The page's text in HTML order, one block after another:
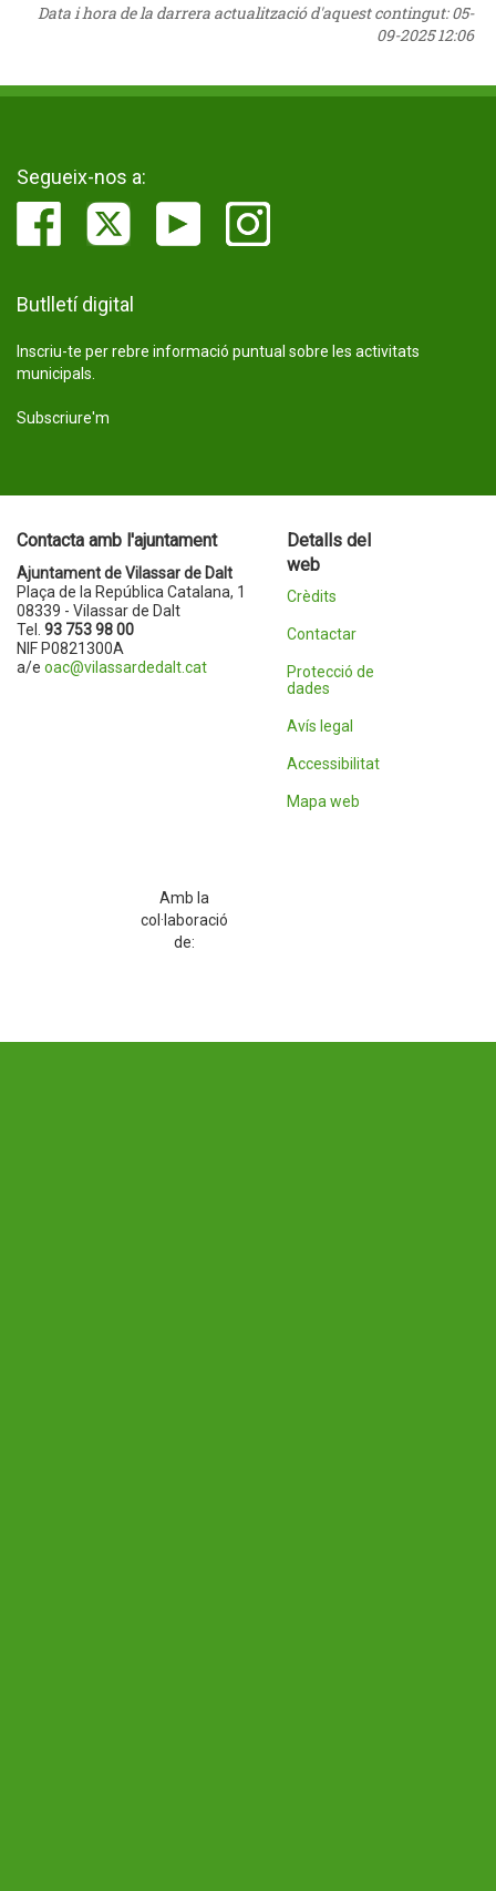
Data i hora de la darrera actualització d'aquest contingut:05-
09-2025 12:06
Segueix-nos a:
Butlletí digital
Inscriu-te per rebre informació puntual sobre les activitats
municipals.
Subscriure'm
Contacta amb l'ajuntament
Ajuntament de Vilassar de Dalt
Plaça de la República Catalana, 1
08339 - Vilassar de Dalt
Tel. 93 753 98 00
NIF P0821300A
a/e oac@vilassardedalt.cat
Detalls del
web
Crèdits
Contactar
Protecció de
dades
Avís legal
Accessibilitat
Mapa web
Amb la
col·laboració
de: